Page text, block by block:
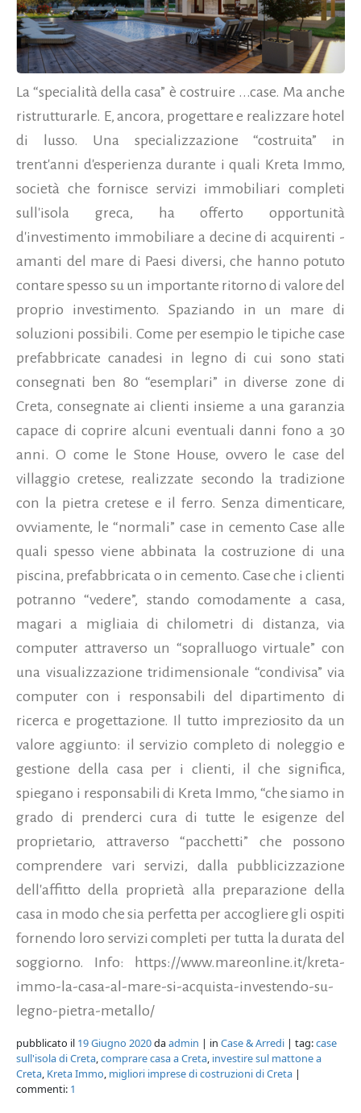
La “specialità della casa” è costruire ...case. Ma anche
ristrutturarle. E, ancora, progettare e realizzare hotel
di lusso. Una specializzazione “costruita” in
trent'anni d'esperienza durante i quali Kreta Immo,
società che fornisce servizi immobiliari completi
sull'isola greca, ha offerto opportunità
d'investimento immobiliare a decine di acquirenti -
amanti del mare di Paesi diversi, che hanno potuto
contare spesso su un importante ritorno di valore del
proprio investimento. Spaziando in un mare di
soluzioni possibili. Come per esempio le tipiche case
prefabbricate canadesi in legno di cui sono stati
consegnati ben 80 “esemplari” in diverse zone di
Creta, consegnate ai clienti insieme a una garanzia
capace di coprire alcuni eventuali danni fono a 30
anni. O come le Stone House, ovvero le case del
villaggio cretese, realizzate secondo la tradizione
con la pietra cretese e il ferro. Senza dimenticare,
ovviamente, le “normali” case in cemento Case alle
quali spesso viene abbinata la costruzione di una
piscina, prefabbricata o in cemento. Case che i clienti
potranno “vedere”, stando comodamente a casa,
magari a migliaia di chilometri di distanza, via
computer attraverso un “sopralluogo virtuale” con
una visualizzazione tridimensionale “condivisa” via
computer con i responsabili del dipartimento di
ricerca e progettazione. Il tutto impreziosito da un
valore aggiunto: il servizio completo di noleggio e
gestione della casa per i clienti, il che significa,
spiegano i responsabili di Kreta Immo, “che siamo in
grado di prenderci cura di tutte le esigenze del
proprietario, attraverso “pacchetti” che possono
comprendere vari servizi, dalla pubblicizzazione
dell'affitto della proprietà alla preparazione della
casa in modo che sia perfetta per accogliere gli ospiti
fornendo loro servizi completi per tutta la durata del
soggiorno. Info: https://www.mareonline.it/kreta-
immo-la-casa-al-mare-si-acquista-investendo-su-
legno-pietra-metallo/
pubblicato il 19 Giugno 2020daadmin | in Case & Arredi | tag:case
sull'isola di Creta,comprare casa a Creta, investire sul mattone a
Creta, Kreta Immo, migliori imprese di costruzioni di Creta |
commenti: 1